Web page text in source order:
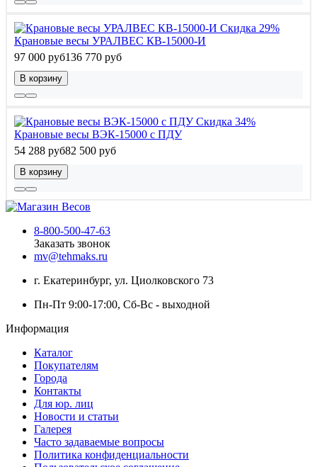
Скидка 29%
Крановые весы УРАЛВЕС КВ-15000-И
97 000 руб136 770 руб
В корзину
Скидка 34%
Крановые весы ВЭК-15000 с ПДУ
54 288 руб82 500 руб
В корзину
8-800-500-47-63
Заказать звонок
mv@tehmaks.ru
г. Екатеринбург, ул. Циолковского 73
Пн-Пт 9:00-17:00, Сб-Вс - выходной
Информация
Каталог
Покупателям
Города
Контакты
Для юр. лиц
Новости и статьи
Галерея
Часто задаваемые вопросы
Политика конфиденциальности